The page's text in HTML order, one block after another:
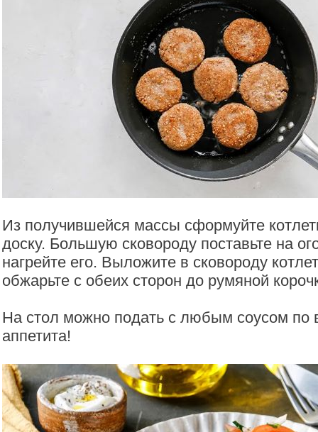
Из получившейся массы сформуйте
доску. Большую сковороду поставьте на
нагрейте его. Выложите в сковороду
обжарьте с обеих сторон до румяной
На стол можно подать с любым соусом по
аппетита!